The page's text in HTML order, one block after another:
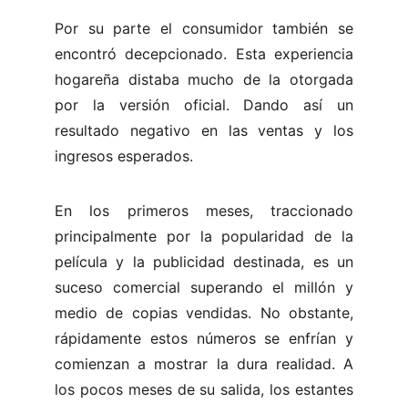
Por su parte el consumidor también se
encontró decepcionado. Esta experiencia
hogareña distaba mucho de la otorgada
por la versión oficial. Dando así un
resultado negativo en las ventas y los
ingresos esperados.
En los primeros meses, traccionado
principalmente por la popularidad de la
película y la publicidad destinada, es un
suceso comercial superando el millón y
medio de copias vendidas. No obstante,
rápidamente estos números se enfrían y
comienzan a mostrar la dura realidad. A
los pocos meses de su salida, los estantes